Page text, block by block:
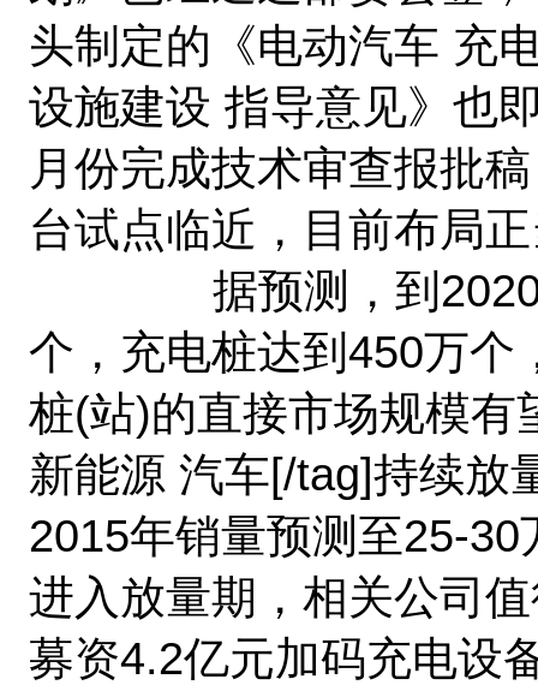
头制定的《电动汽车 充
设施建设 指导意见》也
月份完成技术审查报批
台试点临近，目前布局
据预测，到2020年
个，充电桩达到450万个
桩(站)的直接市场规模有
新能源 汽车[/tag]持续放
2015年销量预测至25-
进入放量期，相关公司
募资4.2亿元加码充电设